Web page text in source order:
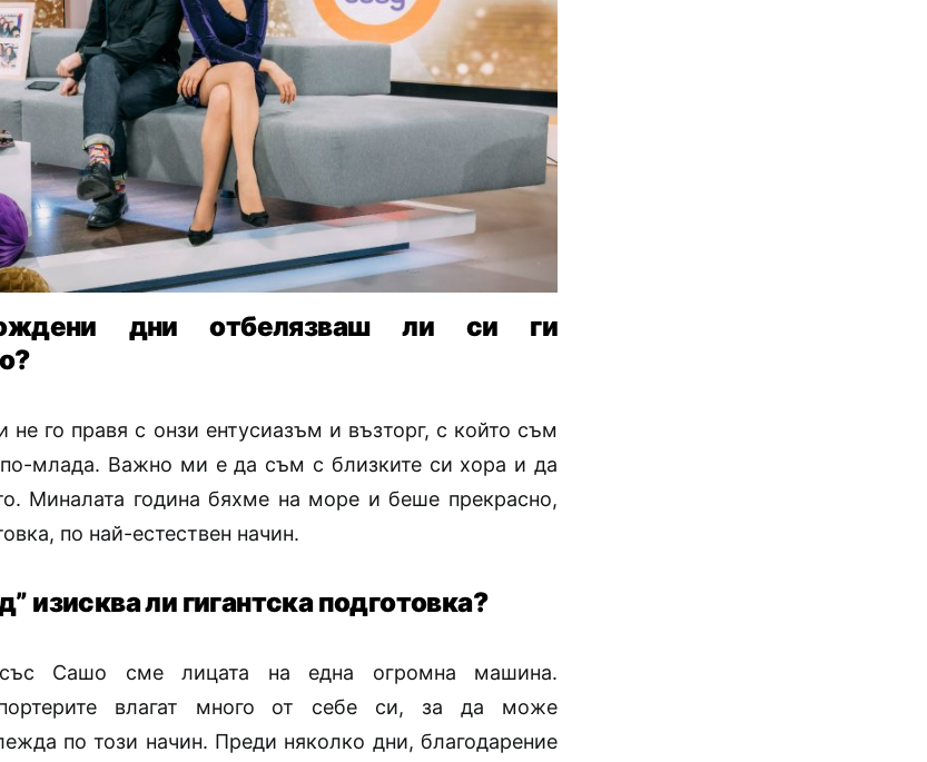
дни отбелязваш ли си ги
не го правя с онзи ентусиазъм и възторг, с който съм
по-млада. Важно ми е да съм с близките си хора и да
Миналата година бяхме на море и беше прекрасно,
по най-естествен начин.
изисква ли гигантска подготовка?
Сашо сме лицата на една огромна машина.
влагат много от себе си, за да може
по този начин. Преди няколко дни, благодарение